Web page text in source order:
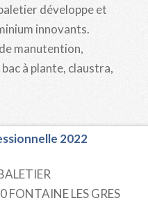
développe et
innovants.
manutention,
à plante, claustra,
2022
FONTAINE LES GRES